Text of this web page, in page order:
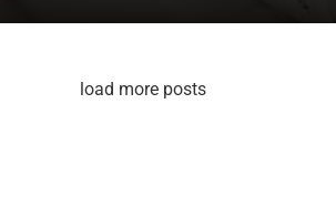
load more posts